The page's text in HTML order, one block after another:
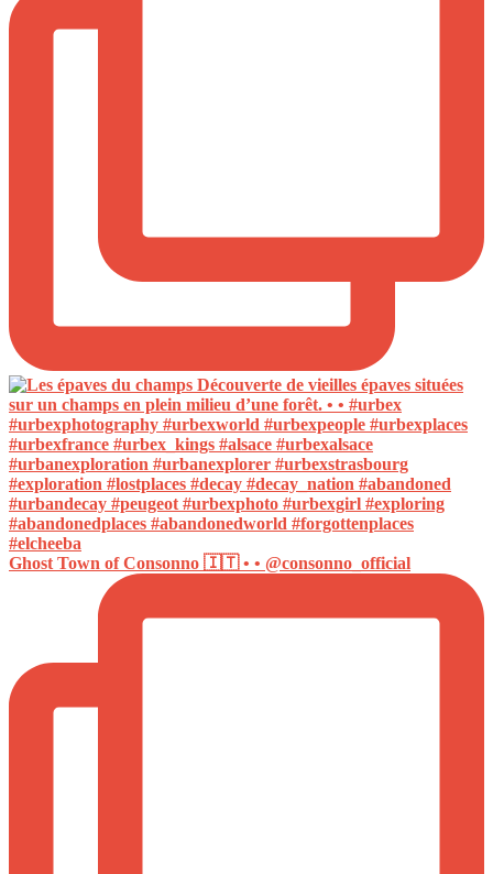
Ghost Town of Consonno 🇮🇹 • • @consonno_official